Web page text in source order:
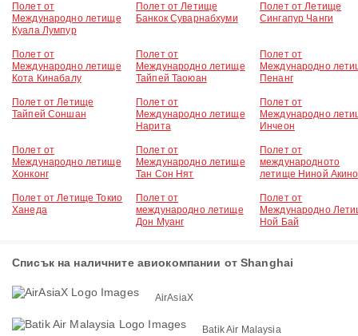
Полет от
Международно летище
Куала Лумпур
Полет от Летище
Банкок Суварнабхуми
Полет от Летище
Сингапур Чанги
Полет от
Международно летище
Кота Кинабалу
Полет от
Международно летище
Тайпей Таоюан
Полет от
Международно
Пенанг
Полет от Летище
Тайпей Соншан
Полет от
Международно летище
Нарита
Полет от
Международно
Инчеон
Полет от
Международно летище
Хонконг
Полет от
Международно летище
Тан Сон Нят
Полет от
международното
летище Ниной Акино
Полет от Летище Токио
Ханеда
Полет от
международно летище
Дон Муанг
Полет от
Международно
Ной Бай
Списък на наличните авиокомпании от Shanghai
AirAsiaX
Batik Air Malaysia